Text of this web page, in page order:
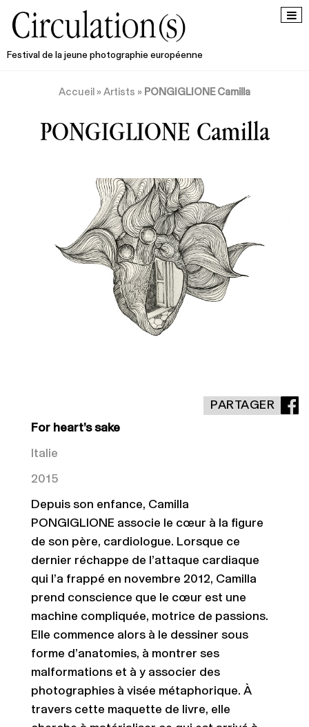
Festival de la jeune photographie européenne
Accueil » Artists » PONGIGLIONE Camilla
PONGIGLIONE Camilla
PARTAGER
For heart’s sake
Italie
2015
Depuis son enfance, Camilla
PONGIGLIONE associe le cœur à la figure
de son père, cardiologue. Lorsque ce
dernier réchappe de l’attaque cardiaque
qui l’a frappé en novembre 2012, Camilla
prend conscience que le cœur est une
machine compliquée, motrice de passions.
Elle commence alors à le dessiner sous
forme d’anatomies, à montrer ses
malformations et à y associer des
photographies à visée métaphorique. À
travers cette maquette de livre, elle